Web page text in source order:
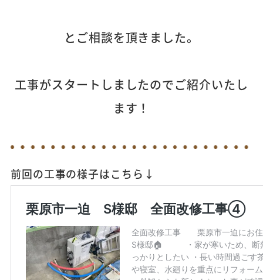
とご相談を頂きました。
工事がスタートしましたのでご紹介いたし
ます！
前回の工事の様子はこちら↓